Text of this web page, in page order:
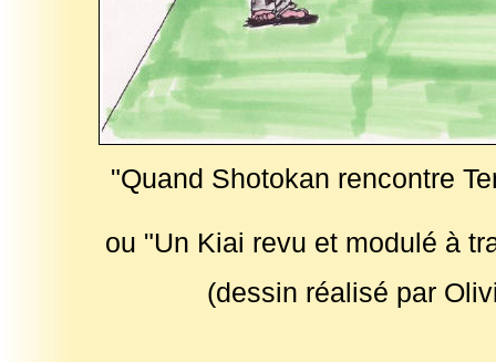
"Quand Shotokan rencontre
ou "Un Kiai revu et modulé à
(dessin réalisé par